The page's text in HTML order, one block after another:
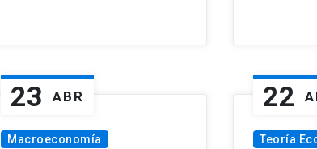
23 ABR
Macroeconomía
22
Teoría